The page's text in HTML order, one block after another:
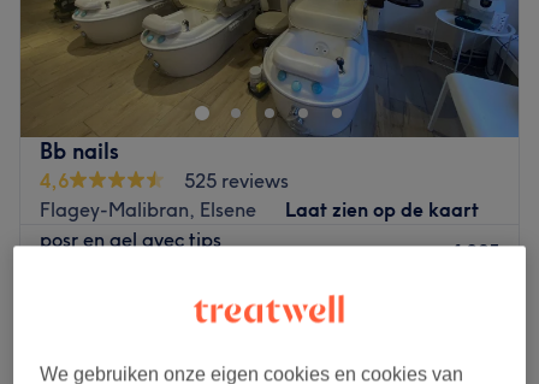
Bb nails
4,6
525 reviews
Flagey-Malibran, Elsene
Laat zien op de kaart
posr en gel avec tips
vanaf €35
pose complete avec tips en Acrylic
We gebruiken onze eigen cookies en cookies van